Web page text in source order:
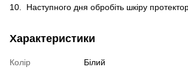
10. Наступного дня обробіть шкіру
Характеристики
Колір
Білий